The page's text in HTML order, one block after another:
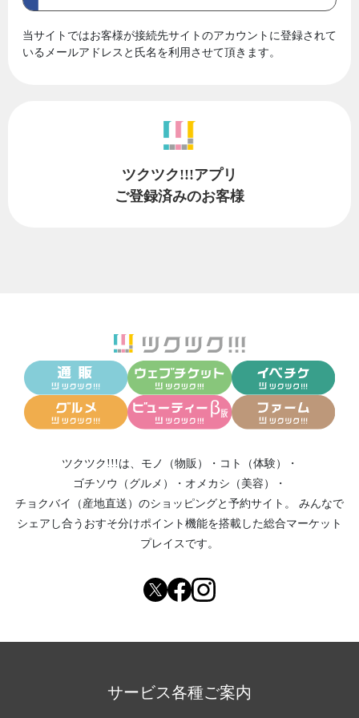
当サイトではお客様が接続先サイトのアカウントに登録されて
いるメールアドレスと氏名を利用させて頂きます。
ツクツク!!!アプリ
ご登録済みのお客様
ツクツク!!!は、 モノ（物販） ・ コト（体験）
・
ゴチソウ（グルメ）
・ オメカシ（美容）
・
チョクバイ（産地直送） のショッピングと予約サイト。
みんなで
シェアし合う おすそ分けポイント機能を搭載した総合マーケット
プレイスです。
サービス各種ご案内